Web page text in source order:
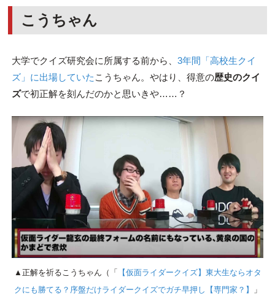
こうちゃん
大学でクイズ研究会に所属する前から、 3年間「高校生クイ
ズ」に出場していた こうちゃん。やはり、得意の歴史のクイ
ズで初正解を刻んだのかと思いきや……？
▲正解を祈るこうちゃん（「
【仮面ライダークイズ】東大生ならオタ
クにも勝てる？序盤だけライダークイズでガチ早押し【専門家？】
」